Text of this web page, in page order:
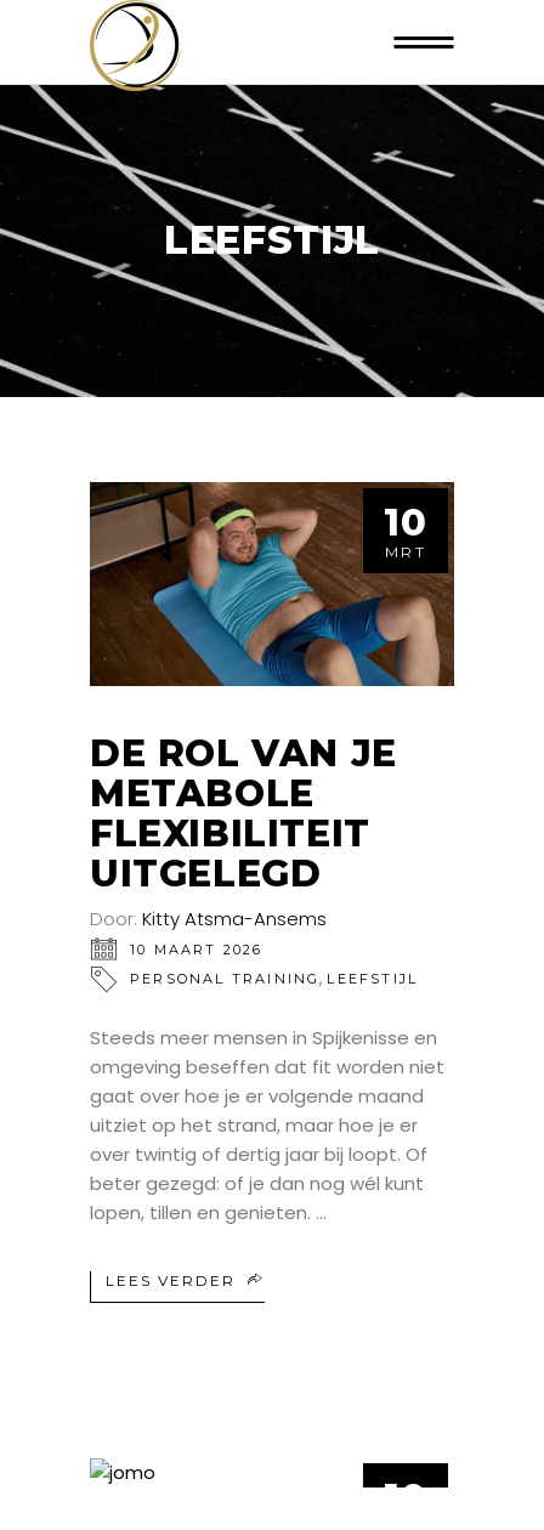
LEEFSTIJL
10
MRT
DE ROL VAN JE
METABOLE
FLEXIBILITEIT
UITGELEGD
Door: Kitty Atsma-Ansems
10 MAART 2026
PERSONAL TRAINING, LEEFSTIJL
Steeds meer mensen in Spijkenisse en
omgeving beseffen dat fit worden niet
gaat over hoe je er volgende maand
uitziet op het strand, maar hoe je er
over twintig of dertig jaar bij loopt. Of
beter gezegd: of je dan nog wél kunt
lopen, tillen en genieten.
LEES VERDER
10